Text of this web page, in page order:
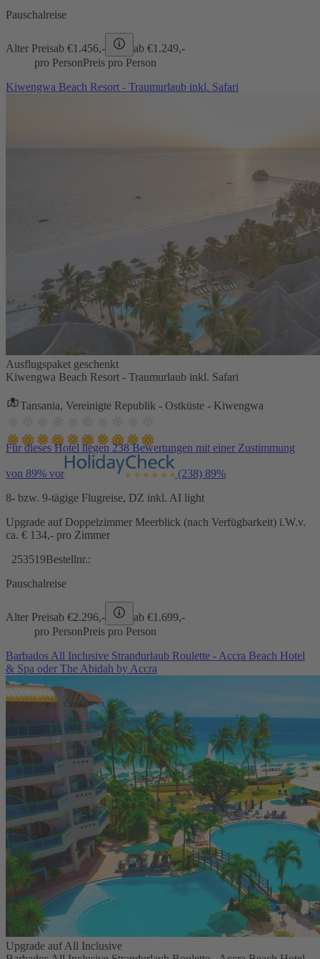
Pauschalreise
Alter Preisab €1.456,- ab €1.249,-
pro PersonPreis pro Person
Kiwengwa Beach Resort - Traumurlaub inkl. Safari
Ausflugspaket geschenkt
Kiwengwa Beach Resort - Traumurlaub inkl. Safari
Tansania, Vereinigte Republik - Ostküste - Kiwengwa
Für dieses Hotel liegen 238 Bewertungen mit einer Zustimmung
von 89% vor (238) 89%
8- bzw. 9-tägige Flugreise, DZ inkl. AI light
Upgrade auf Doppelzimmer Meerblick (nach Verfügbarkeit) i.W.v.
ca. € 134,- pro Zimmer
253519Bestellnr.:
Pauschalreise
Alter Preisab €2.296,- ab €1.699,-
pro PersonPreis pro Person
Barbados All Inclusive Strandurlaub Roulette - Accra Beach Hotel
& Spa oder The Abidah by Accra
Upgrade auf All Inclusive